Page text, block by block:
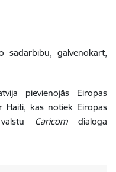
sadarbību, galvenokārt,
pievienojās Eiropas
Haiti, kas notiek Eiropas
– Caricom– dialoga